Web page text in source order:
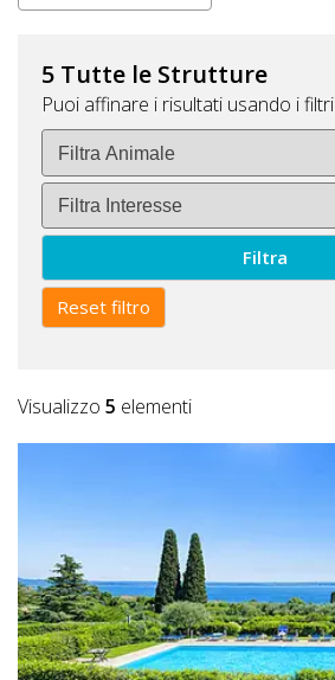
CHIEDI
CODICE
SCONTO
Video
Tutorial
Lavora
con
Accedi
Registrati
5 Tutte le Strutture
Puoi affinare i risultati usando i filtri
Filtra
Reset filtro
Visualizzo 5 elementi